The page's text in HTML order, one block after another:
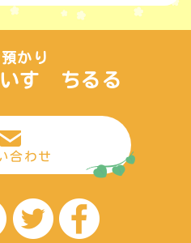
かり
いす ちるる
合わせ